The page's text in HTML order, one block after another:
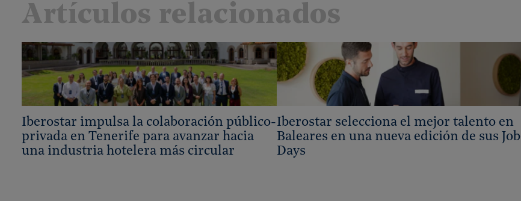
Artículos relacionados
Iberostar impulsa la colaboración público-
privada en Tenerife para avanzar hacia
una industria hotelera más circular
Iberostar selecciona el mejor talento en
Baleares en una nueva edición de sus Job
Days